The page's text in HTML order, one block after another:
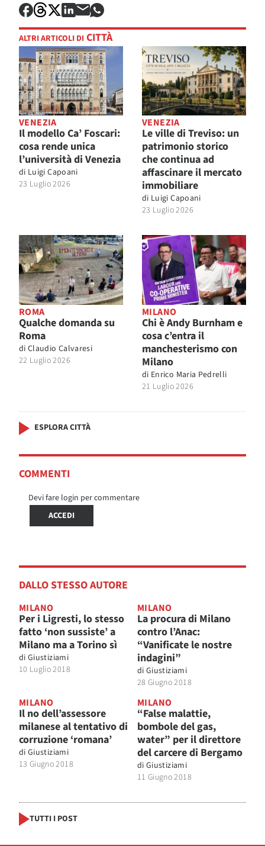
ALTRI ARTICOLI DI CITTÀ
VENEZIA
Il modello Ca’ Foscari:
cosa rende unica
l’università di Venezia
di Luigi Capoani
23 Luglio 2026
VENEZIA
Le ville di Treviso: un
patrimonio storico
che continua ad
affascinare il mercato
immobiliare
di Luigi Capoani
23 Luglio 2026
ROMA
Qualche domanda su
Roma
di Claudio Calvaresi
22 Luglio 2026
MILANO
Chi è Andy Burnham e
cosa c’entra il
manchesterismo con
Milano
di Enrico Maria Pedrelli
21 Luglio 2026
ESPLORA CITTÀ
COMMENTI
Devi fare login per commentare
ACCEDI
DALLO STESSO AUTORE
MILANO
Per i Ligresti, lo stesso
fatto ‘non sussiste’ a
Milano ma a Torino sì
di Giustiziami
10 Luglio 2018
MILANO
La procura di Milano
contro l’Anac:
“Vanificate le nostre
indagini”
di Giustiziami
28 Giugno 2018
MILANO
Il no dell’assessore
milanese al tentativo di
corruzione ‘romana’
di Giustiziami
13 Giugno 2018
MILANO
“False malattie,
bombole del gas,
water” per il direttore
del carcere di Bergamo
di Giustiziami
11 Giugno 2018
TUTTI I POST